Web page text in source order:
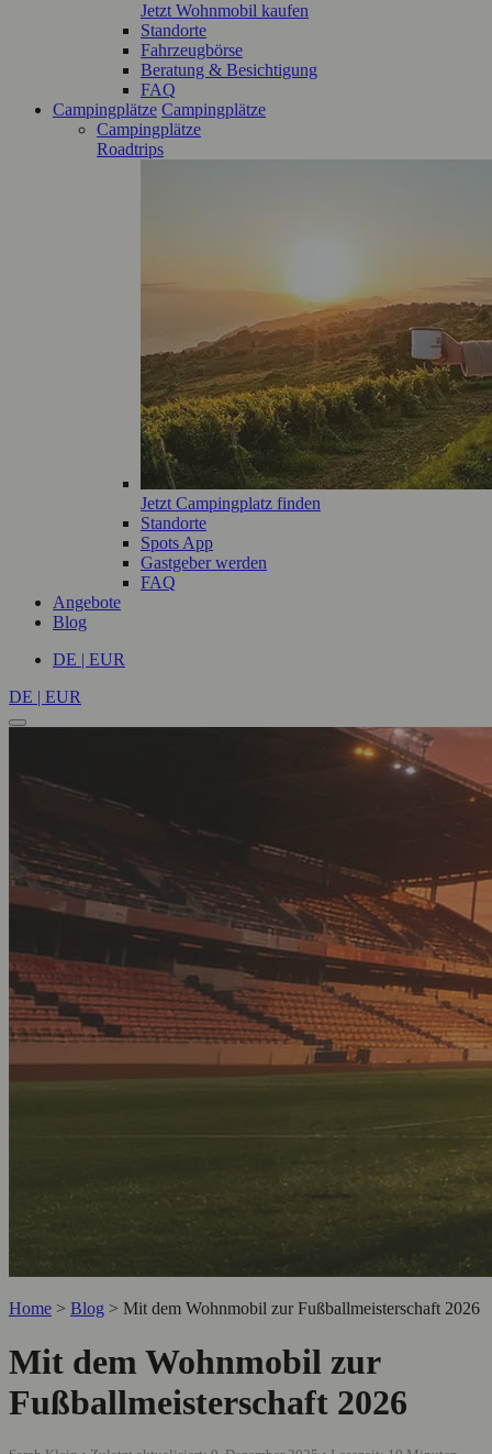
Jetzt Wohnmobil kaufen
Standorte
Fahrzeugbörse
Beratung & Besichtigung
FAQ
Campingplätze Campingplätze
Campingplätze
Roadtrips
Jetzt Campingplatz finden
Standorte
Spots App
Gastgeber werden
FAQ
Angebote
Blog
DE | EUR
DE | EUR
Home > Blog > Mit dem Wohnmobil zur Fußballmeisterschaft 2026
Mit dem Wohnmobil zur
Fußballmeisterschaft 2026